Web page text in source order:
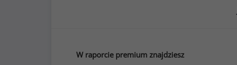
W raporcie premium znajdziesz